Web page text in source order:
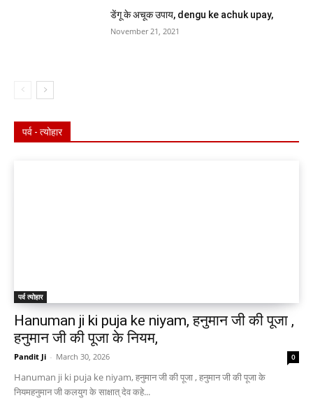
डेंगू के अचूक उपाय, dengu ke achuk upay,
November 21, 2021
पर्व - त्योहार
पर्व त्योहार
Hanuman ji ki puja ke niyam, हनुमान जी की पूजा ,
हनुमान जी की पूजा के नियम,
Pandit Ji - March 30, 2026 0
Hanuman ji ki puja ke niyam, हनुमान जी की पूजा , हनुमान जी की पूजा के
नियमहनुमान जी कलयुग के साक्षात् देव कहे...